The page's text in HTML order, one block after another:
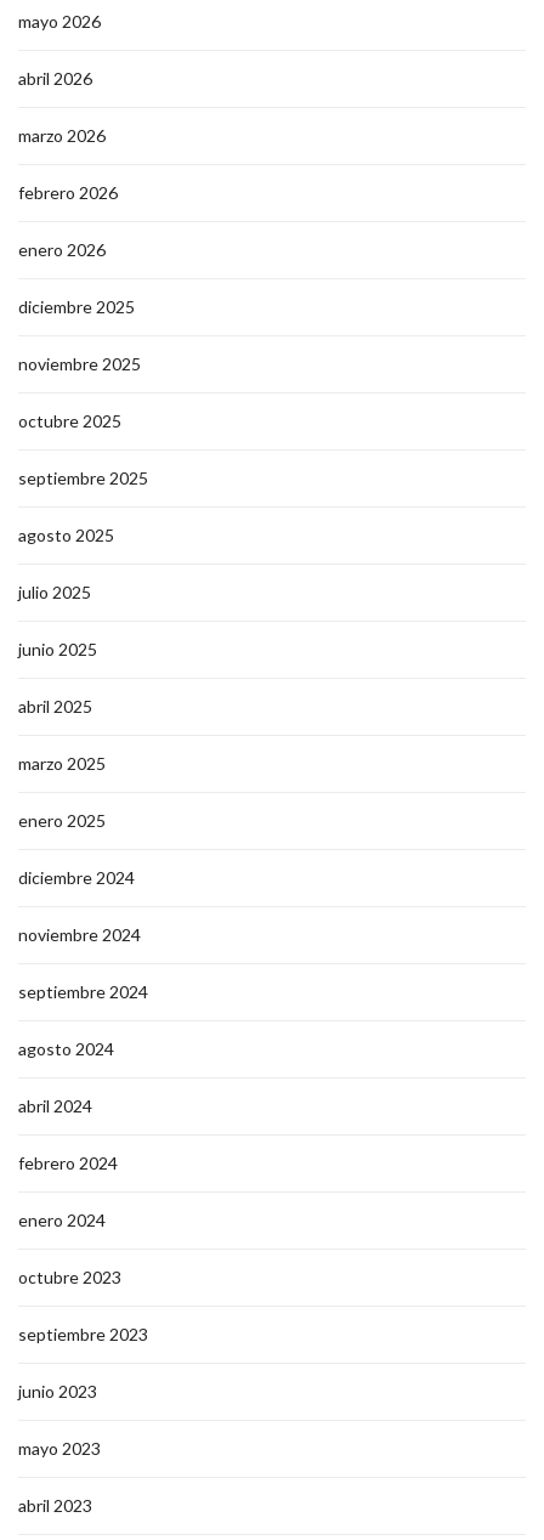
mayo 2026
abril 2026
marzo 2026
febrero 2026
enero 2026
diciembre 2025
noviembre 2025
octubre 2025
septiembre 2025
agosto 2025
julio 2025
junio 2025
abril 2025
marzo 2025
enero 2025
diciembre 2024
noviembre 2024
septiembre 2024
agosto 2024
abril 2024
febrero 2024
enero 2024
octubre 2023
septiembre 2023
junio 2023
mayo 2023
abril 2023